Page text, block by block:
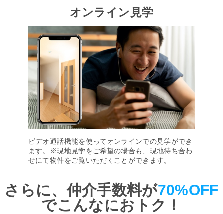
オンライン見学
ビデオ通話機能を使ってオンラインでの見学ができ
ます。※現地見学をご希望の場合も、現地待ち合わ
せにて物件をご覧いただくことができます。
さらに、仲介手数料が70%OFF
でこんなにおトク！